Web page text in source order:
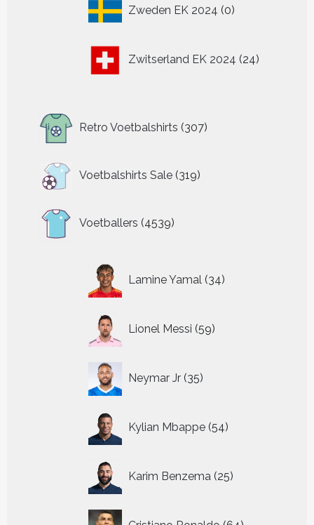
Zweden EK 2024 0
producten
Zwitserland EK 2024 24
producten
Retro Voetbalshirts 307
producten
Voetbalshirts Sale 319
319
producten
Voetballers 4539
producten
Lamine Yamal 34
producten
Lionel Messi 59
producten
Neymar Jr 35
producten
Kylian Mbappe 54
producten
Karim Benzema 25
producten